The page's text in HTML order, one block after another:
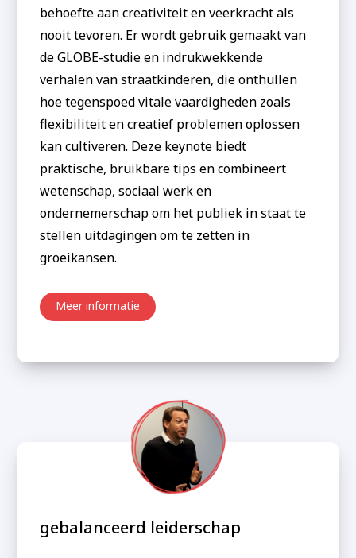
behoefte aan creativiteit en veerkracht als
nooit tevoren. Er wordt gebruik gemaakt van
de GLOBE-studie en indrukwekkende
verhalen van straatkinderen, die onthullen
hoe tegenspoed vitale vaardigheden zoals
flexibiliteit en creatief problemen oplossen
kan cultiveren. Deze keynote biedt
praktische, bruikbare tips en combineert
wetenschap, sociaal werk en
ondernemerschap om het publiek in staat te
stellen uitdagingen om te zetten in
groeikansen.
Meer informatie
gebalanceerd leiderschap